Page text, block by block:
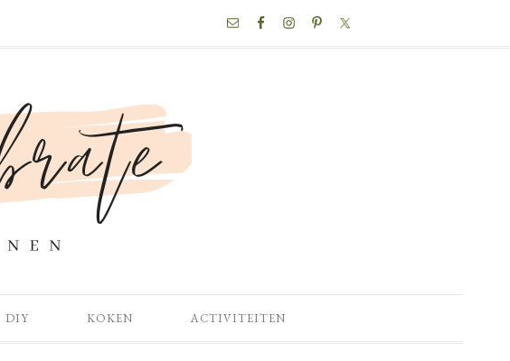
DIY KOKEN ACTIVITEITEN